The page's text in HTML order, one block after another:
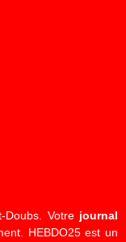
Doubs. Votre journal
HEBDO25 est un